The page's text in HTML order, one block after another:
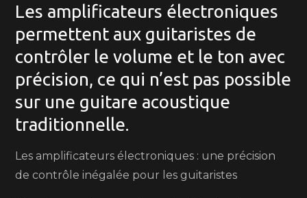
Les amplificateurs électroniques
permettent aux guitaristes de
contrôler le volume et le ton avec
précision, ce qui n’est pas possible
sur une guitare acoustique
traditionnelle.
Les amplificateurs électroniques : une précision
de contrôle inégalée pour les guitaristes